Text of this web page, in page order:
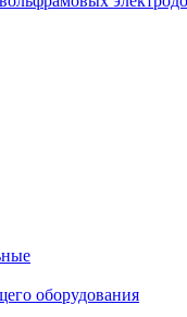
оборудования